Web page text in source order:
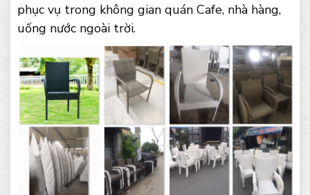
phục vụ trong không gian quán Cafe, nhà hàng,
uống nước ngoài trời.